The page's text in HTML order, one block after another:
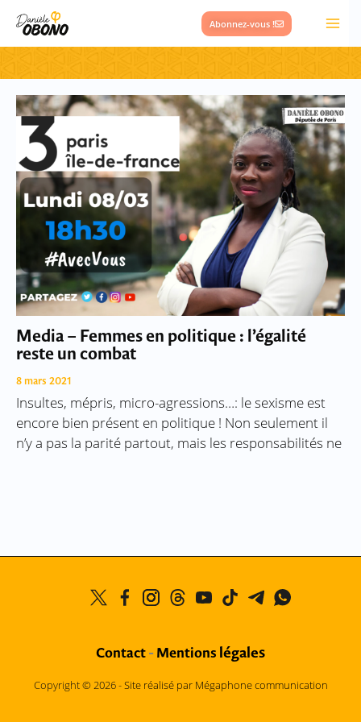
contenu
Abonnez-vous !
Media – Femmes en politique : l’égalité
reste un combat
8 mars 2021
Insultes, mépris, micro-agressions…: le sexisme est
encore bien présent en politique ! Non seulement il
n’y a pas la parité partout, mais les responsabilités ne
Contact - Mentions légales
Copyright © 2026 -Site réalisé par Mégaphone communication